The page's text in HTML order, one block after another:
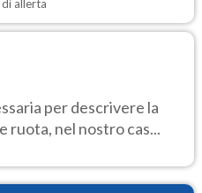
allerta
per descrivere la
ruota, nel nostro cas...